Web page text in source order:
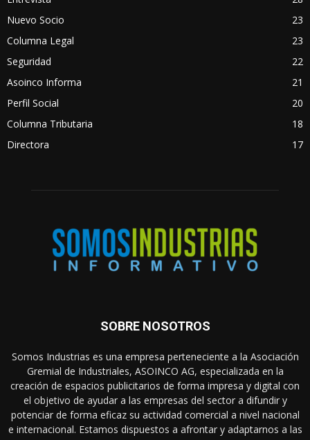
Nuevo Socio
23
Columna Legal
23
Seguridad
22
Asoinco Informa
21
Perfil Social
20
Columna Tributaria
18
Directora
17
SOBRE NOSOTROS
Somos Industrias es una empresa perteneciente a la Asociación
Gremial de Industriales, ASOINCO AG, especializada en la
creación de espacios publicitarios de forma impresa y digital con
el objetivo de ayudar a las empresas del sector a difundir y
potenciar de forma eficaz su actividad comercial a nivel nacional
e internacional. Estamos dispuestos a afrontar y adaptarnos a las